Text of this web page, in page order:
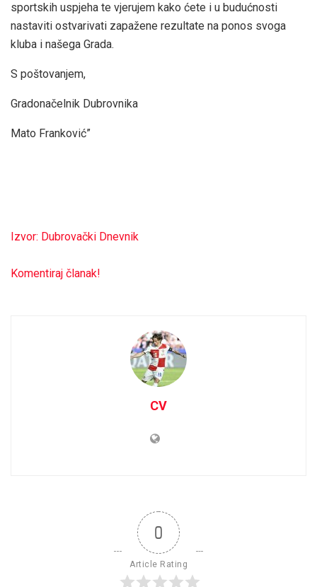
sportskih uspjeha te vjerujem kako ćete i u budućnosti
nastaviti ostvarivati zapažene rezultate na ponos svoga
kluba i našega Grada.
S poštovanjem,
Gradonačelnik Dubrovnika
Mato Franković”
Izvor: Dubrovački Dnevnik
Komentiraj članak!
CV
0
Article Rating